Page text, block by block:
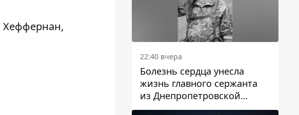
Хеффернан,
22:40 вчера
Болезнь сердца унесла
жизнь главного сержанта
из Днепропетровской
области Юрия Свистуна